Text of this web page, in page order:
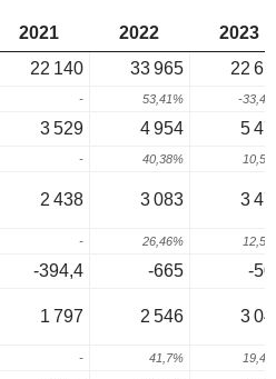
2021 2022
2023
22 140 33 965 22
- 53,41% -
3 529 4 954 5
- 40,38%
2 438 3 083 3
- 26,46%
-394,4 -665
-
1 797 2 546 3
- 41,7%